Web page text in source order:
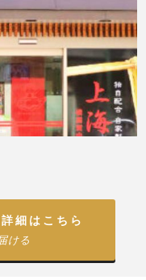
細はこちら
ける